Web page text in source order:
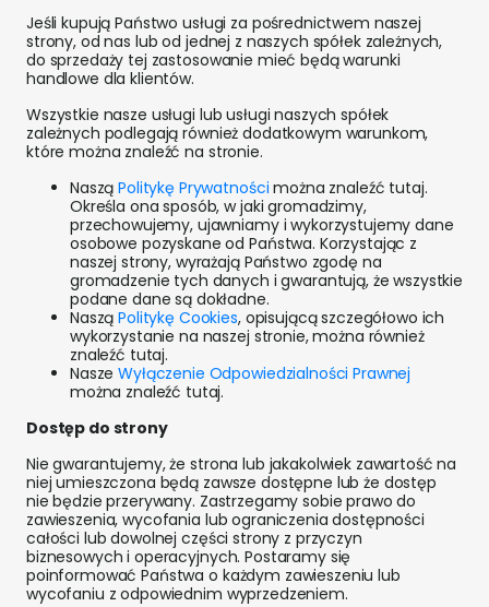
Jeśli kupują Państwo usługi za pośrednictwem naszej
strony, od nas lub od jednej z naszych spółek zależnych,
do sprzedaży tej zastosowanie mieć będą warunki
handlowe dla klientów.
Wszystkie nasze usługi lub usługi naszych spółek
zależnych podlegają również dodatkowym warunkom,
które można znaleźć na stronie.
NasząPolitykę Prywatności można znaleźć tutaj.
Określa ona sposób, w jaki gromadzimy,
przechowujemy, ujawniamy i wykorzystujemy dane
osobowe pozyskane od Państwa. Korzystając z
naszej strony, wyrażają Państwo zgodę na
gromadzenie tych danych i gwarantują, że wszystkie
podane dane są dokładne.
NasząPolitykę Cookies, opisującą szczegółowo ich
wykorzystanie na naszej stronie, można również
znaleźć tutaj.
NaszeWyłączenie Odpowiedzialności Prawnej
można znaleźć tutaj.
Dostęp do strony
Nie gwarantujemy, że strona lub jakakolwiek zawartość na
niej umieszczona będą zawsze dostępne lub że dostęp
nie będzie przerywany. Zastrzegamy sobie prawo do
zawieszenia, wycofania lub ograniczenia dostępności
całości lub dowolnej części strony z przyczyn
biznesowych i operacyjnych. Postaramy się
poinformować Państwa o każdym zawieszeniu lub
wycofaniu z odpowiednim wyprzedzeniem.